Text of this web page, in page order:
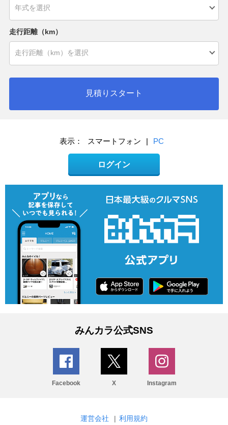
走行距離（km）
見積りスタート
表示： スマートフォン | PC
ログイン
みんカラ公式SNS
Facebook X Instagram
運営会社 | 利用規約